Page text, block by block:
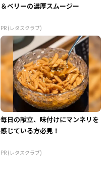
＆ベリーの濃厚スムージー
PR (レタスクラブ)
毎日の献立、味付けにマンネリを
感じている方必見！
PR (レタスクラブ)